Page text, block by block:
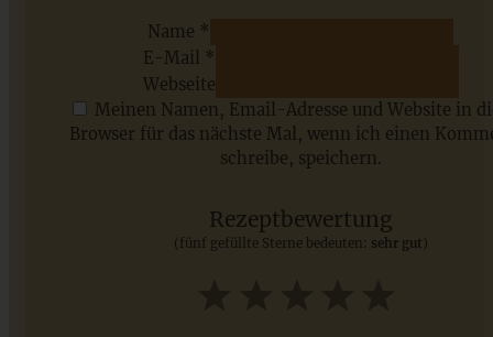
Saisonale Rezepte im Juli - meine 7 sommerlichen
Name *
E-Mail *
Webseite
Meinen Namen, Email-Adresse und Website in
Browser für das nächste Mal, wenn ich einen
schreibe, speichern.
Rezeptbewertung
(fünf gefüllte Sterne bedeuten: sehr gut )